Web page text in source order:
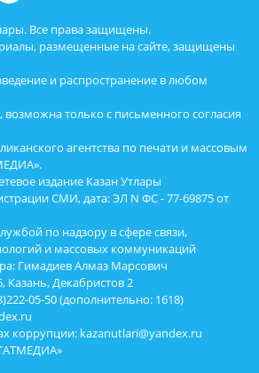
Все права защищены.
размещенные на сайте, защищены
и распространение в любом
только с письменного согласия
агентства по печати и массовым
издание Казан Утлары
СМИ, дата: ЭЛ N ФС - 77-69875 от
по надзору в сфере связи,
и массовых коммуникаций
Гимадиев Алмаз Марсович
Казань, Декабристов 2
05-50 (дополнительно: 1618)
коррупции: kazanutlari@yandex.ru